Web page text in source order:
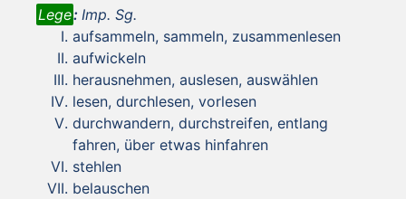
Lege: Imp. Sg.
aufsammeln, sammeln, zusammenlesen
aufwickeln
herausnehmen, auslesen, auswählen
lesen, durchlesen, vorlesen
durchwandern, durchstreifen, entlang
fahren, über etwas hinfahren
stehlen
belauschen